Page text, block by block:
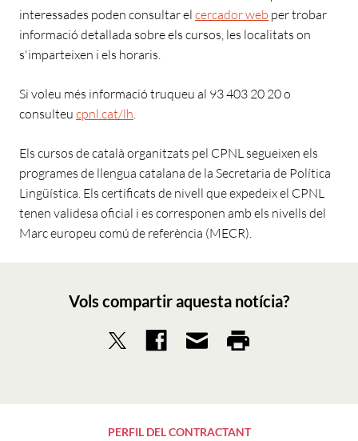
interessades poden consultar el cercador web per trobar
informació detallada sobre els cursos, les localitats on
s'imparteixen i els horaris.
Si voleu més informació truqueu al 93 403 20 20 o
consulteu cpnl.cat/lh.
Els cursos de català organitzats pel CPNL segueixen els
programes de llengua catalana de la Secretaria de Política
Lingüística. Els certificats de nivell que expedeix el CPNL
tenen validesa oficial i es corresponen amb els nivells del
Marc europeu comú de referència (MECR).
Vols compartir aquesta notícia?
PERFIL DEL CONTRACTANT